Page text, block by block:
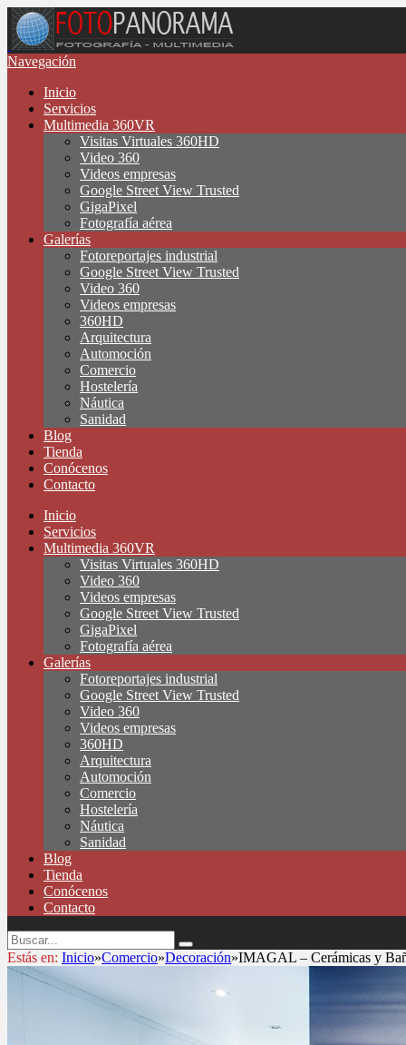
Navegación
Inicio
Servicios
Multimedia 360VR
Visitas Virtuales 360HD
Video 360
Videos empresas
Google Street View Trusted
GigaPixel
Fotografía aérea
Galerías
Fotoreportajes industrial
Google Street View Trusted
Video 360
Videos empresas
360HD
Arquitectura
Automoción
Comercio
Hostelería
Náutica
Sanidad
Blog
Tienda
Conócenos
Contacto
Inicio
Servicios
Multimedia 360VR
Visitas Virtuales 360HD
Video 360
Videos empresas
Google Street View Trusted
GigaPixel
Fotografía aérea
Galerías
Fotoreportajes industrial
Google Street View Trusted
Video 360
Videos empresas
360HD
Arquitectura
Automoción
Comercio
Hostelería
Náutica
Sanidad
Blog
Tienda
Conócenos
Contacto
Estás en: Inicio»Comercio»Decoración»IMAGAL – Cerámicas y